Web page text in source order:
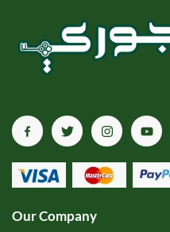
Our Company